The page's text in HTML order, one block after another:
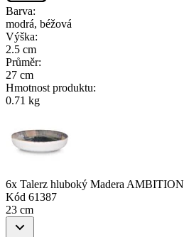
Barva:
modrá, béžová
Výška:
2.5 cm
Průměr:
27 cm
Hmotnost produktu:
0.71 kg
6x Talerz hluboký Madera AMBITION
Kód 61387
23 cm